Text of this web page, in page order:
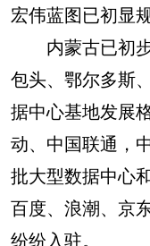
宏伟蓝图已初显规
内蒙古已初步
包头、鄂尔多斯
据中心基地发展
动、中国联通，
批大型数据中心
百度、浪潮、京
纷纷入驻。